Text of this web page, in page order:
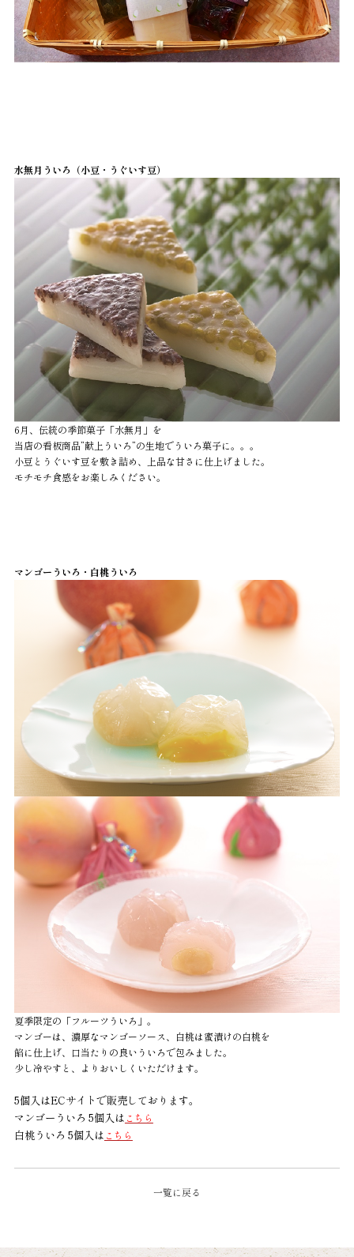
水無月ういろ（小豆・うぐいす豆）
6月、伝統の季節菓子「水無月」を
当店の看板商品”献上ういろ”の生地でういろ菓子に。。。
小豆とうぐいす豆を敷き詰め、上品な甘さに仕上げました。
モチモチ食感をお楽しみください。
マンゴーういろ・白桃ういろ
夏季限定の「フルーツういろ」。
マンゴーは、濃厚なマンゴーソース、白桃は蜜漬けの白桃を
餡に仕上げ、口当たりの良いういろで包みました。
少し冷やすと、よりおいしくいただけます。
5個入はECサイトで販売しております。
マンゴーういろ 5個入は こちら
白桃ういろ 5個入は こちら
一覧に戻る